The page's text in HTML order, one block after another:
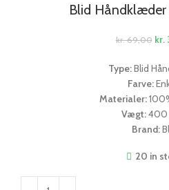
Blid
kr.69,00 kr.
Type:Blid
Farve:
Materialer:
Vægt:400
Brand:
20 in